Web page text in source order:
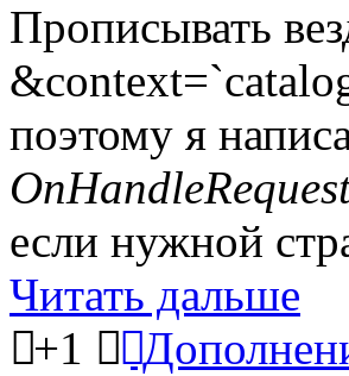
Прописывать
поэтому я
если нужной
Читать дальше
+1